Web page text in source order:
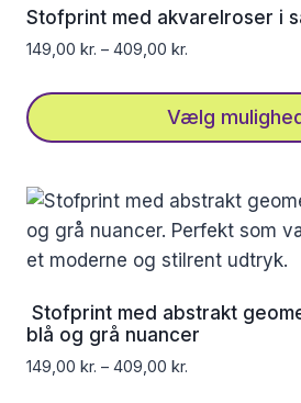
kan
vælges
varesiden
Stofprint med akvarelroser i
149,00 kr. – 409,00 kr.
Vælg
vare
flere
Mulighederne
kan
vælges
Stofprint med abstrakt
blå og grå nuancer
149,00 kr. – 409,00 kr.